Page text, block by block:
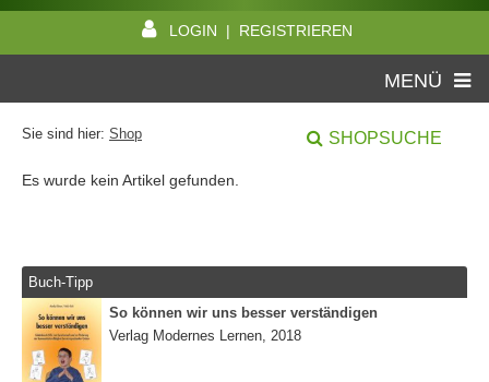
LOGIN | REGISTRIEREN
MENÜ
Sie sind hier: Shop SHOPSUCHE
Es wurde kein Artikel gefunden.
Buch-Tipp
So können wir uns besser verständigen
Verlag Modernes Lernen, 2018